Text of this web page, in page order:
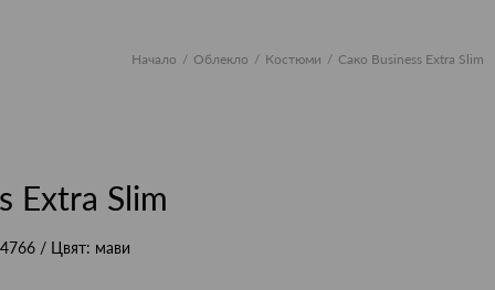
Начало Облекло Костюми Сако Business Extra Slim
Extra Slim
/ Цвят: мави